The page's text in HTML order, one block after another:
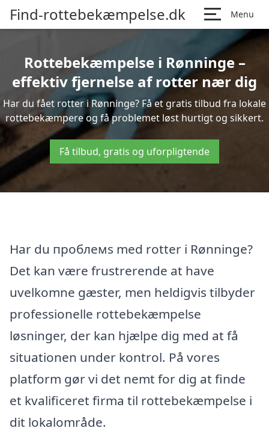
Find-rottebekæmpelse.dk Menu
Rottebekæmpelse i Rønninge –
effektiv fjernelse af rotter nær dig
Har du fået rotter i Rønninge? Få et gratis tilbud fra lokale
rottebekæmpere og få problemet løst hurtigt og sikkert.
Få tilbud, gratis og uforpligtende
Har du проблемs med rotter i Rønninge?
Det kan være frustrerende at have
uvelkomne gæster, men heldigvis tilbyder
professionelle rottebekæmpelse
løsninger, der kan hjælpe dig med at få
situationen under kontrol. På vores
platform gør vi det nemt for dig at finde
et kvalificeret firma til rottebekæmpelse i
dit lokalområde.